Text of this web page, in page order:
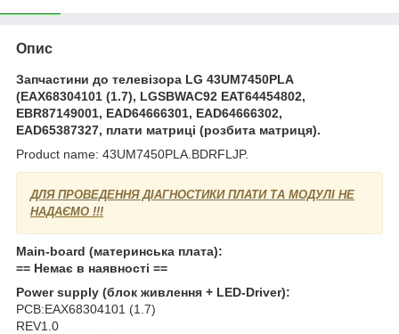
Опис
Запчастини до телевізора LG 43UM7450PLA
(EAX68304101 (1.7), LGSBWAC92 EAT64454802,
EBR87149001, EAD64666301, EAD64666302,
EAD65387327, плати матриці (розбита матриця).
Product name: 43UM7450PLA.BDRFLJP.
ДЛЯ ПРОВЕДЕННЯ ДІАГНОСТИКИ ПЛАТИ ТА МОДУЛІ НЕ
НАДАЄМО !!!
Main-board (материнська плата):
== Немає в наявності ==
Power supply (блок живлення + LED-Driver):
PCB:EAX68304101 (1.7)
REV1.0